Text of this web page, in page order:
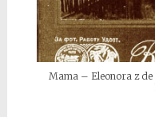
Mama – Eleonora z